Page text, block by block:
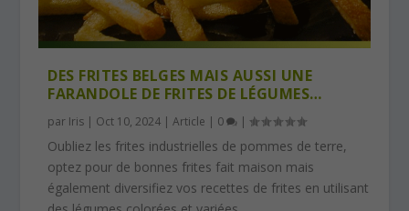
DES FRITES BELGES MAIS AUSSI UNE
FARANDOLE DE FRITES DE LÉGUMES…
par Iris Oct 10, 2024 |Article 0
Oubliez les frites industrielles de pommes de terre,
optez pour de bonnes frites fait maison mais
également diversifiez vos recettes de frites en utilisant